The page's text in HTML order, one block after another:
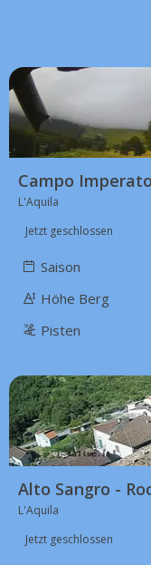
Campo
L'Aquila
Jetzt geschlossen
Saison
Höhe Berg
Pisten
Alto Sangro -
L'Aquila
Jetzt geschlossen